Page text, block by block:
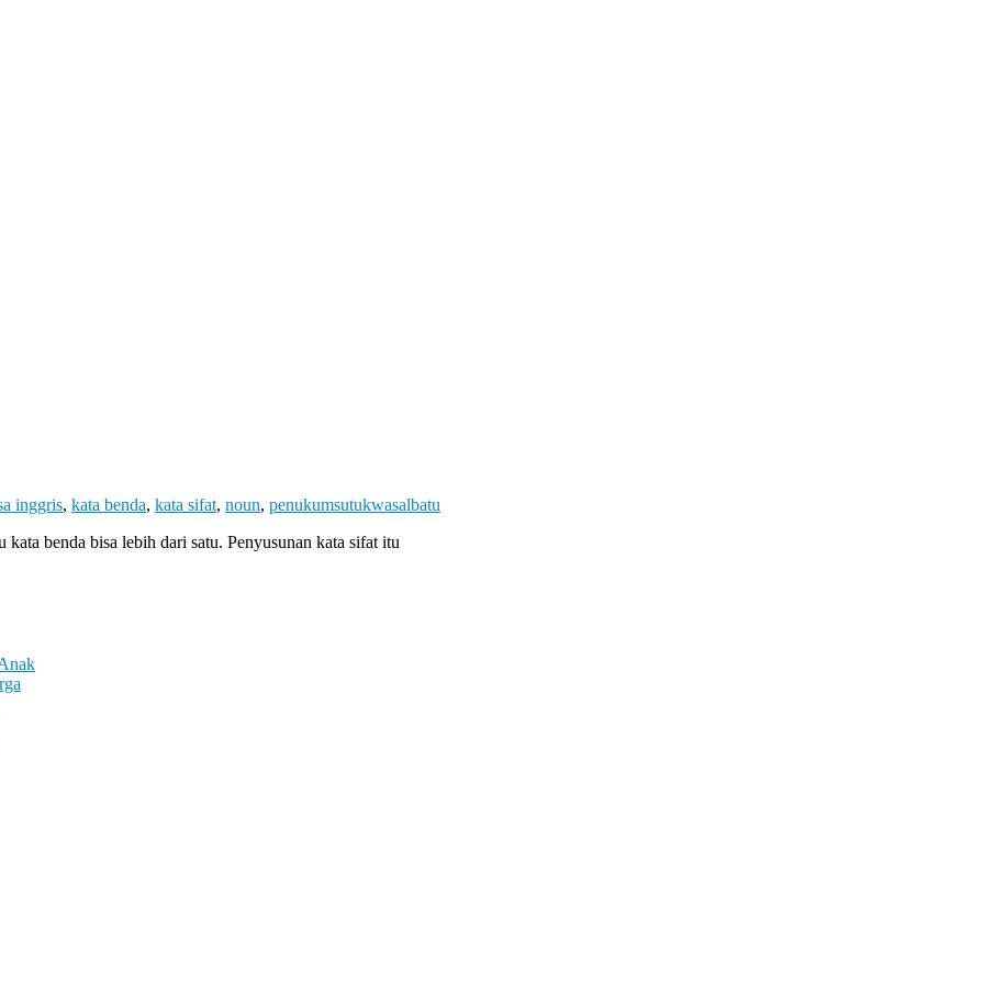
inggris, kata benda, kata sifat, noun, penukumsutukwasalbatu
benda bisa lebih dari satu. Penyusunan kata sifat itu